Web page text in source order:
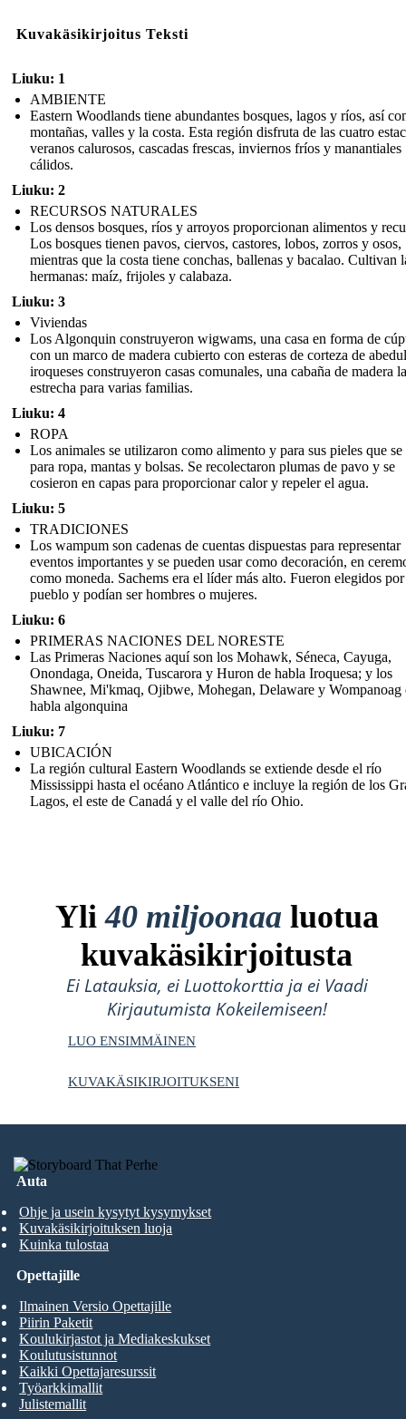
Kuvakäsikirjoitus Teksti
Liuku: 1
AMBIENTE
Eastern Woodlands tiene abundantes bosques, lagos y ríos, así
montañas, valles y la costa. Esta región disfruta de las cuatro
veranos calurosos, cascadas frescas, inviernos fríos y manantiales
cálidos.
Liuku: 2
RECURSOS NATURALES
Los densos bosques, ríos y arroyos proporcionan alimentos y
Los bosques tienen pavos, ciervos, castores, lobos, zorros y osos,
mientras que la costa tiene conchas, ballenas y bacalao. Cultivan
hermanas: maíz, frijoles y calabaza.
Liuku: 3
Viviendas
Los Algonquin construyeron wigwams, una casa en forma de
con un marco de madera cubierto con esteras de corteza de
iroqueses construyeron casas comunales, una cabaña de madera
estrecha para varias familias.
Liuku: 4
ROPA
Los animales se utilizaron como alimento y para sus pieles que se
para ropa, mantas y bolsas. Se recolectaron plumas de pavo y se
cosieron en capas para proporcionar calor y repeler el agua.
Liuku: 5
TRADICIONES
Los wampum son cadenas de cuentas dispuestas para representar
eventos importantes y se pueden usar como decoración, en
como moneda. Sachems era el líder más alto. Fueron elegidos
pueblo y podían ser hombres o mujeres.
Liuku: 6
PRIMERAS NACIONES DEL NORESTE
Las Primeras Naciones aquí son los Mohawk, Séneca, Cayuga,
Onondaga, Oneida, Tuscarora y Huron de habla Iroquesa; y los
Shawnee, Mi'kmaq, Ojibwe, Mohegan, Delaware y Wompanoag
habla algonquina
Liuku: 7
UBICACIÓN
La región cultural Eastern Woodlands se extiende desde el río
Mississippi hasta el océano Atlántico e incluye la región de los
Lagos, el este de Canadá y el valle del río Ohio.
Yli40 miljoonaa luotua
kuvakäsikirjoitusta
Ei Latauksia, ei Luottokorttia ja ei Vaadi
Kirjautumista Kokeilemiseen!
LUO ENSIMMÄINEN
KUVAKÄSIKIRJOITUKSENI
Auta
Ohje ja usein kysytyt kysymykset
Kuvakäsikirjoituksen luoja
Kuinka tulostaa
Opettajille
Ilmainen Versio Opettajille
Piirin Paketit
Koulukirjastot ja Mediakeskukset
Koulutusistunnot
Kaikki Opettajaresurssit
Työarkkimallit
Julistemallit